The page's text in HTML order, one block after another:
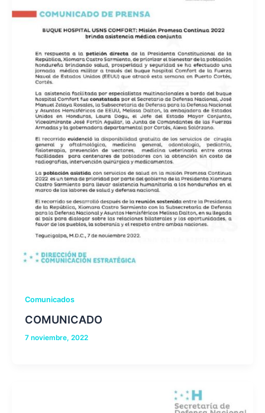
Comunicados
COMUNICADO
7 noviembre, 2022